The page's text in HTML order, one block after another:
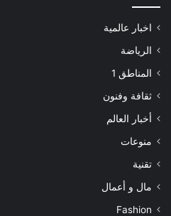
اخبار عالمية
الرياضة
المناطق 1
ثقافة وفنون
أخبار العالم
منوعات
تقنية
مال و أعمال
Fashion